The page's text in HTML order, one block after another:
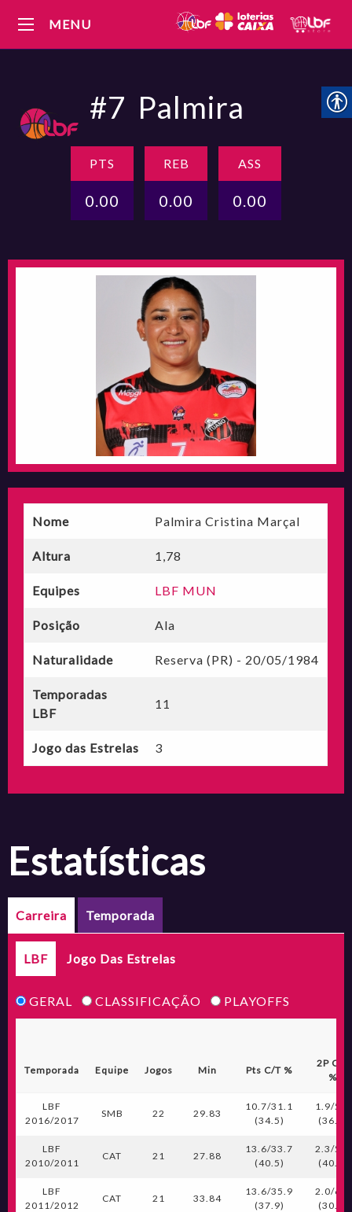
MENU
#7 Palmira
PTS
0.00
REB
0.00
ASS
0.00
Nome Palmira Cristina Marçal
Altura 1,78
Equipes LBF MUN
Posição Ala
Naturalidade Reserva (PR) - 20/05/1984
Temporadas
LBF
11
Jogo das Estrelas 3
estatísticas
Carreira Temporada
LBF Jogo Das Estrelas
GERAL CLASSIFICAÇÃO PLAYOFFS
Temporada Equipe Jogos Min Pts C/T %
2P C/T
%
LBF
2016/2017
SMB 22 29.83
10.7/31.1
(34.5)
1.9/5.2
(36.0)
LBF
2010/2011
CAT 21 27.88
13.6/33.7
(40.5)
2.3/5.6
(40.7)
LBF
2011/2012
CAT 21 33.84
13.6/35.9
(37.9)
2.0/6.3
(30.8)